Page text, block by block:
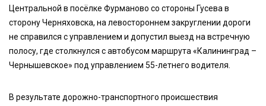
Центральной в посёлке Фурманово со стороны Гусева в
сторону Черняховска, на левостороннем закруглении дороги
не справился с управлением и допустил выезд на встречную
полосу, где столкнулся с автобусом маршрута «Калининград –
Чернышевское» под управлением 55-летнего водителя.
В результате дорожно-транспортного происшествия